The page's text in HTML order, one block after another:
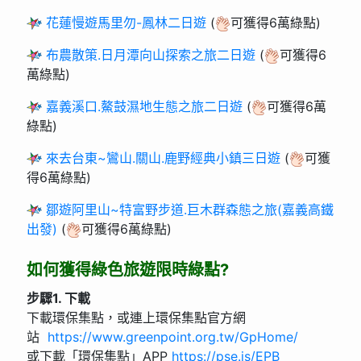
花蓮慢遊馬里勿-鳳林二日遊 (
可獲得6萬綠點)
布農散策.日月潭向山探索之旅二日遊 (
可獲得6
萬綠點)
嘉義溪口.鰲鼓濕地生態之旅二日遊 (
可獲得6萬
綠點)
來去台東~鸞山.關山.鹿野經典小鎮三日遊 (
可獲
得6萬綠點)
鄒遊阿里山~特富野步道.巨木群森態之旅(嘉義高鐵
出發) ( 可獲得6萬綠點)
如何獲得綠色旅遊限時綠點?
步驟1. 下載
下載環保集點，或連上環保集點官方網
站 https://www.greenpoint.org.tw/GpHome/
或下載「環保集點」APP https://pse.is/EPB